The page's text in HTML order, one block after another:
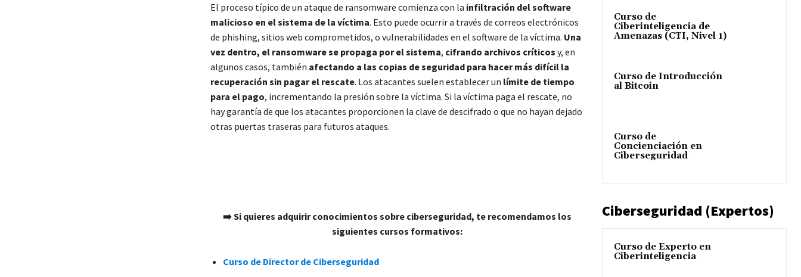
El proceso típico de un ataque de ransomware comienza con la infiltración del software
malicioso en el sistema de la víctima. Esto puede ocurrir a través de correos electrónicos
de phishing, sitios web comprometidos, o vulnerabilidades en el software de la víctima. Una
vez dentro, el ransomware se propaga por el sistema, cifrando archivos críticos y, en
algunos casos, también afectando a las copias de seguridad para hacer más difícil la
recuperación sin pagar el rescate. Los atacantes suelen establecer un límite de tiempo
para el pago, incrementando la presión sobre la víctima. Si la víctima paga el rescate, no
hay garantía de que los atacantes proporcionen la clave de descifrado o que no hayan dejado
otras puertas traseras para futuros ataques.
➡️ Si quieres adquirir conocimientos sobre ciberseguridad, te recomendamos los
siguientes cursos formativos:
Curso de Director de Ciberseguridad
Curso de
Ciberinteligencia de
Amenazas (CTI, Nivel 1)
Curso de Introducción
al Bitcoin
Curso de
Concienciación en
Ciberseguridad
Ciberseguridad (Expertos)
Curso de Experto en
Ciberinteligencia